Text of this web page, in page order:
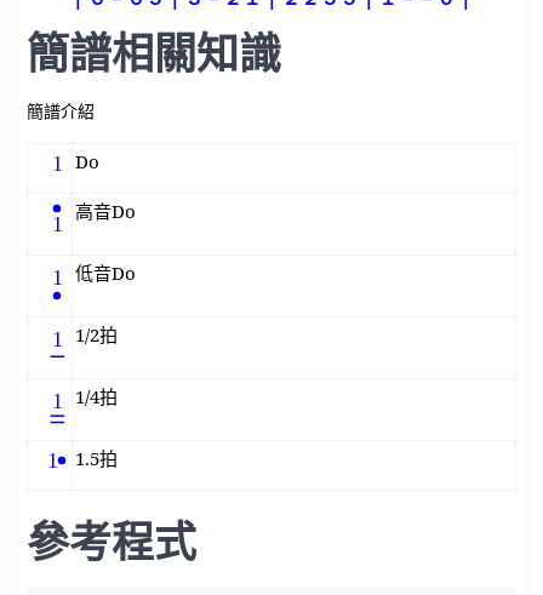
簡譜相關知識
簡譜介紹
1 Do
1
高音Do
1 低音Do
1 1/2拍
1 1/4拍
1 1.5拍
參考程式